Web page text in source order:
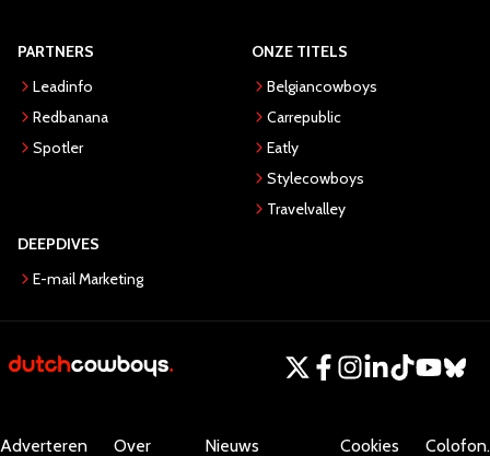
PARTNERS
Leadinfo
Redbanana
Spotler
ONZE TITELS
Belgiancowboys
Carrepublic
Eatly
Stylecowboys
Travelvalley
DEEPDIVES
E-mail Marketing
Adverteren Over Nieuws Cookies Colofon.